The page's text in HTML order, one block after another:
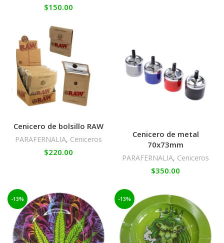
$150.00
Cenicero de bolsillo RAW
PARAFERNALIA, Ceniceros
$220.00
Cenicero de metal
70x73mm
PARAFERNALIA, Ceniceros
$350.00
-13% -13%